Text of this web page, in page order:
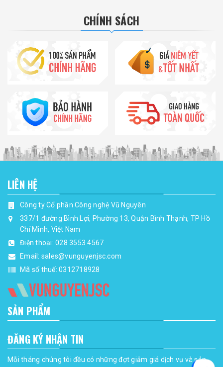
CHÍNH SÁCH
LIÊN HỆ
Công ty Cổ phần Công nghệ Vũ Nguyên
337/1 đường Bình Lợi, Phường 13, Quận Bình Thạnh, TP Hồ
Chí Minh, Việt Nam
Điện thoại: 028 3553 4567
Email: sales@vunguyenjsc.com
Mã số thuế: 0312718928
SẢN PHẨM
ĐĂNG KÝ NHẬN TIN
Mỗi tháng chúng tôi đều có những đợt giảm giá dịch vụ và sản